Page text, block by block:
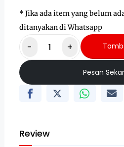
* Jika ada item yang belum
ditanyakan di Whatsapp
- +
Pesan
Review